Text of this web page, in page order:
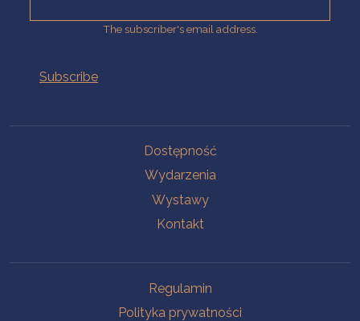
The subscriber's email address.
Dostępność
Wydarzenia
Wystawy
Kontakt
Regulamin
Polityka prywatności